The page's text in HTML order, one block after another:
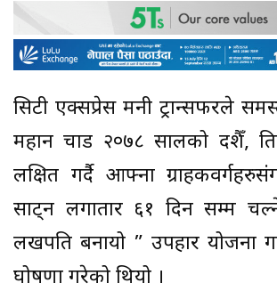
सिटी एक्सप्रेस मनी ट्रान्सफरले
महान चाड २०७८ सालको दशैँ,
लक्षित गर्दै आफ्ना
साट्न लगातार ६१ दिन सम्म
लखपति बनायो ” उपहार योजना
घोषणा गरेको थियो ।